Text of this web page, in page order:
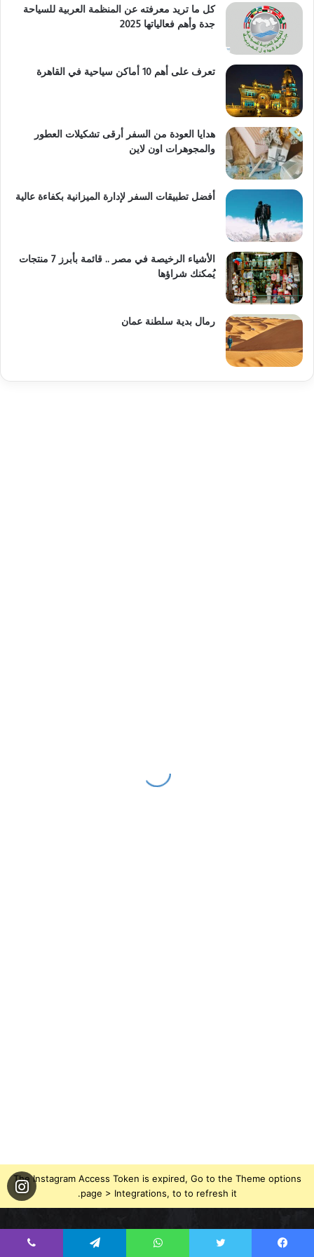
كل ما تريد معرفته عن المنظمة العربية للسياحة
جدة وأهم فعالياتها 2025
تعرف على أهم 10 أماكن سياحية في القاهرة
هدايا العودة من السفر أرقى تشكيلات العطور
والمجوهرات اون لاين
أفضل تطبيقات السفر لإدارة الميزانية بكفاءة عالية
الأشياء الرخيصة في مصر .. قائمة بأبرز 7 منتجات
يُمكنك شراؤها
رمال بدية سلطنة عمان
The Instagram Access Token is expired, Go to the Theme options
page > Integrations, to to refresh it.
فيسبوكتويتر يوتيوبانستقرام